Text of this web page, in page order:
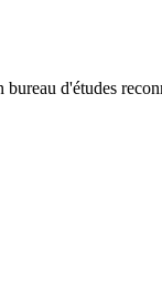
d'études